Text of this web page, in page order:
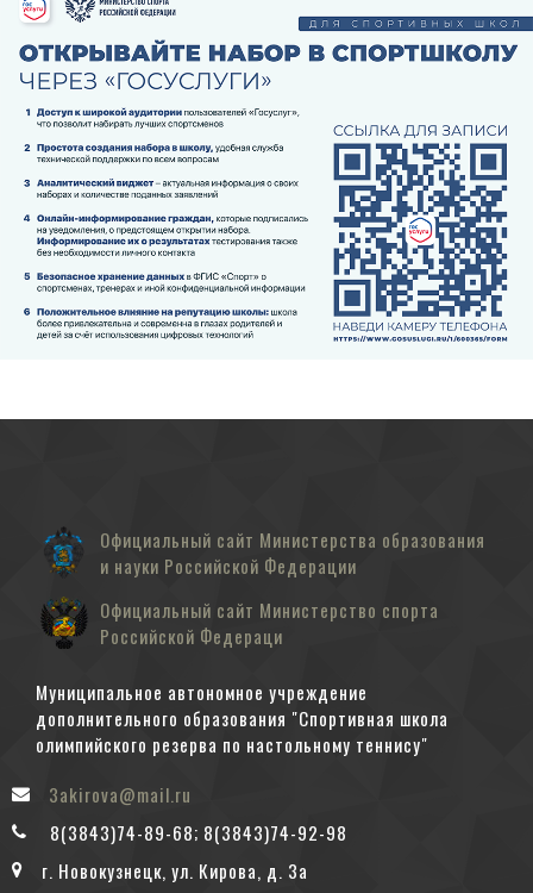
Официальный сайт Министерства образования
и науки Российской Федерации
Официальный сайт Министерство спорта
Российской Федераци
Муниципальное автономное учреждение
дополнительного образования "Спортивная школа
олимпийского резерва по настольному теннису"
3akirova@mail.ru
8(3843)74-89-68; 8(3843)74-92-98
г. Новокузнецк, ул. Кирова, д. 3а